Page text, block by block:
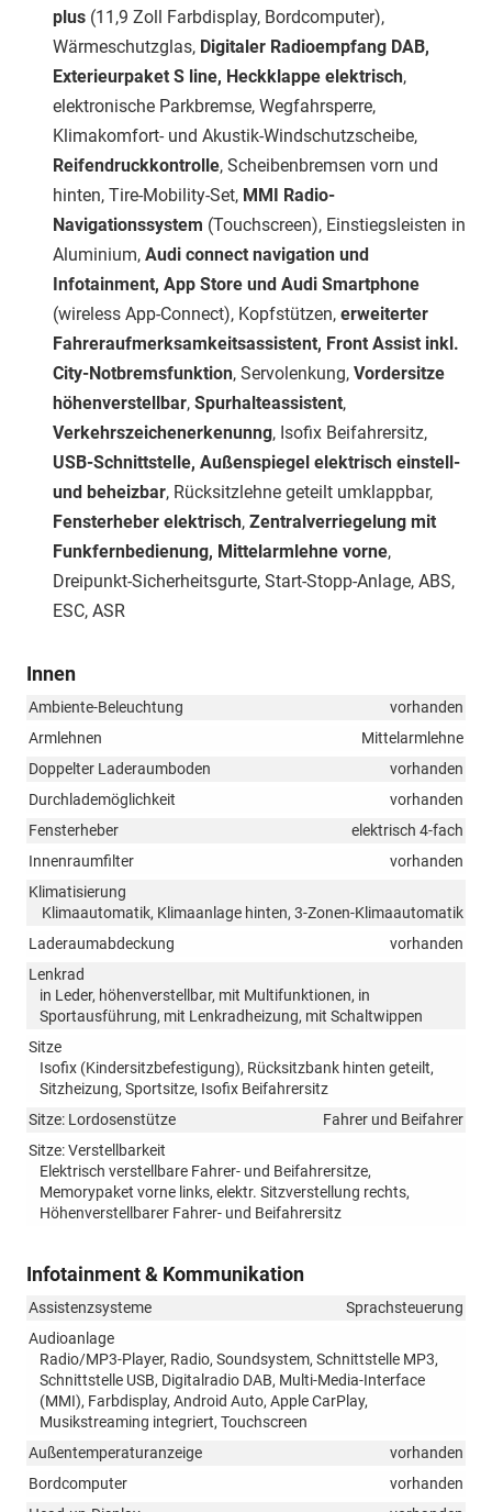
plus (11,9 Zoll Farbdisplay, Bordcomputer),
Wärmeschutzglas, Digitaler Radioempfang DAB,
Exterieurpaket S line, Heckklappe elektrisch,
elektronische Parkbremse, Wegfahrsperre,
Klimakomfort- und Akustik-Windschutzscheibe,
Reifendruckkontrolle, Scheibenbremsen vorn und
hinten, Tire-Mobility-Set, MMI Radio-
Navigationssystem (Touchscreen), Einstiegsleisten in
Aluminium, Audi connect navigation und
Infotainment, App Store und Audi Smartphone
(wireless App-Connect), Kopfstützen, erweiterter
Fahreraufmerksamkeitsassistent, Front Assist inkl.
City-Notbremsfunktion, Servolenkung, Vordersitze
höhenverstellbar, Spurhalteassistent,
Verkehrszeichenerkenunng, Isofix Beifahrersitz,
USB-Schnittstelle, Außenspiegel elektrisch einstell-
und beheizbar, Rücksitzlehne geteilt umklappbar,
Fensterheber elektrisch, Zentralverriegelung mit
Funkfernbedienung, Mittelarmlehne vorne,
Dreipunkt-Sicherheitsgurte, Start-Stopp-Anlage, ABS,
ESC, ASR
Innen
Ambiente-Beleuchtung
vorhanden
Armlehnen
Mittelarmlehne
Doppelter Laderaumboden
vorhanden
Durchlademöglichkeit
vorhanden
Fensterheber
elektrisch 4-fach
Innenraumfilter
vorhanden
Klimatisierung
Klimaautomatik, Klimaanlage hinten, 3-Zonen-Klimaautomatik
Laderaumabdeckung
vorhanden
Lenkrad
in Leder, höhenverstellbar, mit Multifunktionen, in
Sportausführung, mit Lenkradheizung, mit Schaltwippen
Sitze
Isofix (Kindersitzbefestigung), Rücksitzbank hinten geteilt,
Sitzheizung, Sportsitze, Isofix Beifahrersitz
Sitze: Lordosenstütze
Fahrer und Beifahrer
Sitze: Verstellbarkeit
Elektrisch verstellbare Fahrer- und Beifahrersitze,
Memorypaket vorne links, elektr. Sitzverstellung rechts,
Höhenverstellbarer Fahrer- und Beifahrersitz
Infotainment & Kommunikation
Assistenzsysteme
Sprachsteuerung
Audioanlage
Radio/MP3-Player, Radio, Soundsystem, Schnittstelle MP3,
Schnittstelle USB, Digitalradio DAB, Multi-Media-Interface
(MMI), Farbdisplay, Android Auto, Apple CarPlay,
Musikstreaming integriert, Touchscreen
Außentemperaturanzeige
vorhanden
Bordcomputer
vorhanden